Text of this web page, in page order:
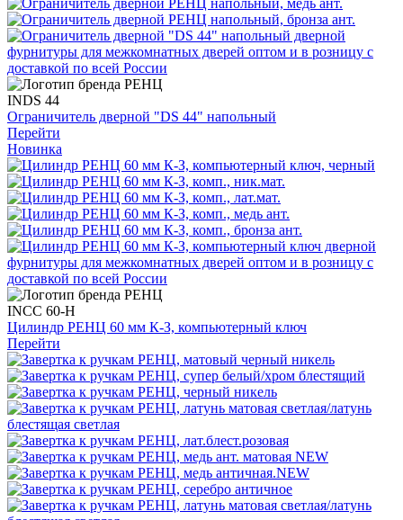
INDS 44
Ограничитель дверной "DS 44" напольный
Перейти
Новинка
INCC 60-H
Цилиндр РЕНЦ 60 мм К-З, компьютерный ключ
Перейти